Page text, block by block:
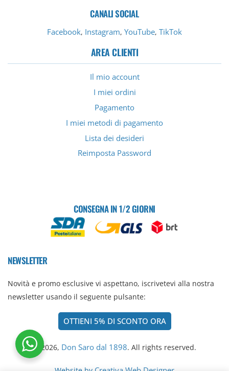
CANALI SOCIAL
Facebook, Instagram, YouTube, TikTok
AREA CLIENTI
Il mio account
I miei ordini
Pagamento
I miei metodi di pagamento
Lista dei desideri
Reimposta Password
CONSEGNA IN 1/2 GIORNI
NEWSLETTER
Novità e promo esclusive vi aspettano, iscrivetevi alla nostra
newsletter usando il seguente pulsante:
OTTIENI 5% DI SCONTO ORA
© 2026, Don Saro dal 1898. All rights reserved.